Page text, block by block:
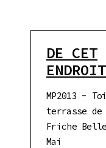
DE CET
ENDROIT
MP2013 -
terrasse de
Friche
Mai